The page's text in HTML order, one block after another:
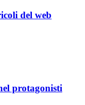
del web
protagonisti